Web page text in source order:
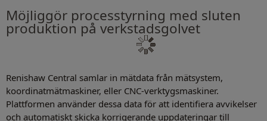
Möjliggör processtyrning med sluten
produktion på verkstadsgolvet
Renishaw Central samlar in mätdata från mätsystem,
koordinatmätmaskiner, eller CNC-verktygsmaskiner.
Plattformen använder dessa data för att identifiera avvikelser
och automatiskt skicka korrigerande uppdateringar till